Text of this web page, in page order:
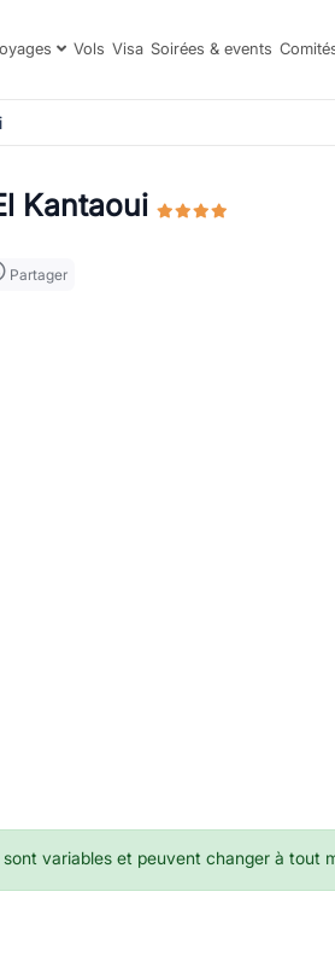
Vols Visa Soirées & events
Kantaoui
Partager
variables et peuvent changer à tout